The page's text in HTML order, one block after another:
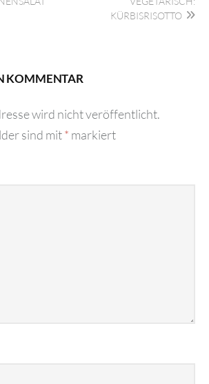
KÜRBISRISOTTO
KOMMENTAR
wird nicht veröffentlicht.
sind mit* markiert